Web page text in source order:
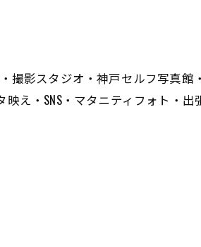
撮影スタジオ・神戸セルフ写真館
え・SNS・マタニティフォト・出